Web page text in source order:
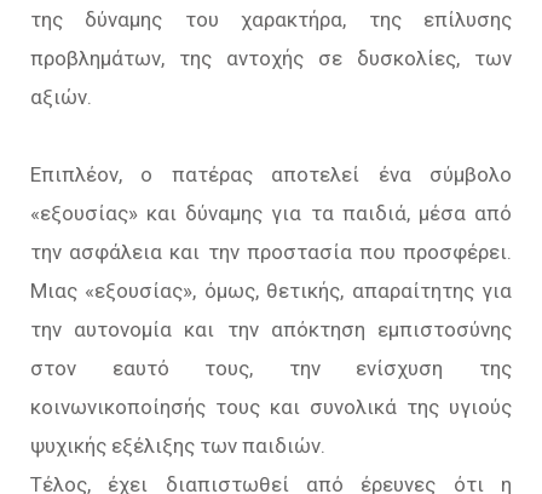
της δύναμης του χαρακτήρα, της επίλυσης
προβλημάτων, της αντοχής σε δυσκολίες, των
αξιών.
Επιπλέον, ο πατέρας αποτελεί ένα σύμβολο
«εξουσίας» και δύναμης για τα παιδιά, μέσα από
την ασφάλεια και την προστασία που προσφέρει.
Μιας «εξουσίας», όμως, θετικής, απαραίτητης για
την αυτονομία και την απόκτηση εμπιστοσύνης
στον εαυτό τους, την ενίσχυση της
κοινωνικοποίησής τους και συνολικά της υγιούς
ψυχικής εξέλιξης των παιδιών.
Τέλος, έχει διαπιστωθεί από έρευνες ότι η